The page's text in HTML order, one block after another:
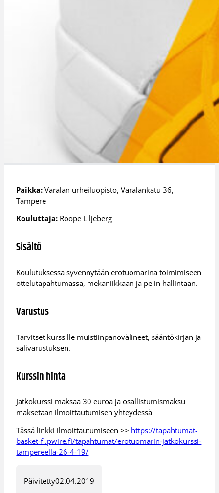
Paikka: Varalan urheiluopisto, Varalankatu 36,
Tampere
Kouluttaja: Roope Liljeberg
Sisältö
Koulutuksessa syvennytään erotuomarina toimimiseen
ottelutapahtumassa, mekaniikkaan ja pelin hallintaan.
Varustus
Tarvitset kurssille muistiinpanovälineet, sääntökirjan ja
salivarustuksen.
Kurssin hinta
Jatkokurssi maksaa 30 euroa ja osallistumismaksu
maksetaan ilmoittautumisen yhteydessä.
Tässä linkki ilmoittautumiseen >> https://tapahtumat-
basket-fi.pwire.fi/tapahtumat/erotuomarin-jatkokurssi-
tampereella-26-4-19/
Päivitetty02.04.2019